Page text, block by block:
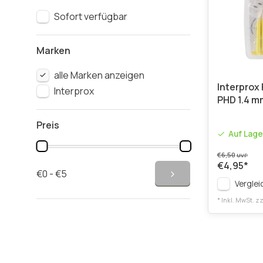
Sofort verfügbar
Marken
alle Marken anzeigen
Interprox
Preis
€0 - €5
Interprox
PHD 1.4
Auf
€6,50UVP
€4,95*
* Inkl. MwSt.